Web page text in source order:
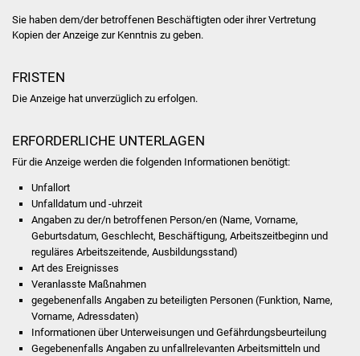
Hitzewarnung / UV-
ÖPNV
Bürgerbus (MOBS)
Kultur & Freizeit
Sie haben dem/der betroffenen Beschäftigten oder ihrer Vertretung
Kopien der Anzeige zur Kenntnis zu geben.
FRISTEN
Die Anzeige hat unverzüglich zu erfolgen.
ERFORDERLICHE UNTERLAGEN
Für die Anzeige werden die folgenden Informationen benötigt:
Unfallort
Unfalldatum und -uhrzeit
Angaben zu der/n betroffenen Person/en (Name, Vorname,
Geburtsdatum, Geschlecht, Beschäftigung, Arbeitszeitbeginn und
reguläres Arbeitszeitende, Ausbildungsstand)
Art des Ereignisses
Veranlasste Maßnahmen
gegebenenfalls Angaben zu beteiligten Personen (Funktion, Name,
Vorname, Adressdaten)
Informationen über Unterweisungen und Gefährdungsbeurteilung
Gegebenenfalls Angaben zu unfallrelevanten Arbeitsmitteln und